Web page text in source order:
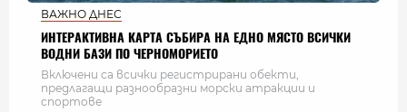
ВАЖНО ДНЕС
ИНТЕРАКТИВНА КАРТА СЪБИРА НА ЕДНО МЯСТО ВСИЧКИ
ВОДНИ БАЗИ ПО ЧЕРНОМОРИЕТО
Включени са всички регистрирани обекти,
предлагащи разнообразни морски атракции и
спортове